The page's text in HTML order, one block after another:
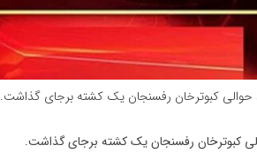
حوالی کبوترخان رفسنجان یک کشته برجای گذاشت.
کبوترخان رفسنجان یک کشته برجای گذاشت.